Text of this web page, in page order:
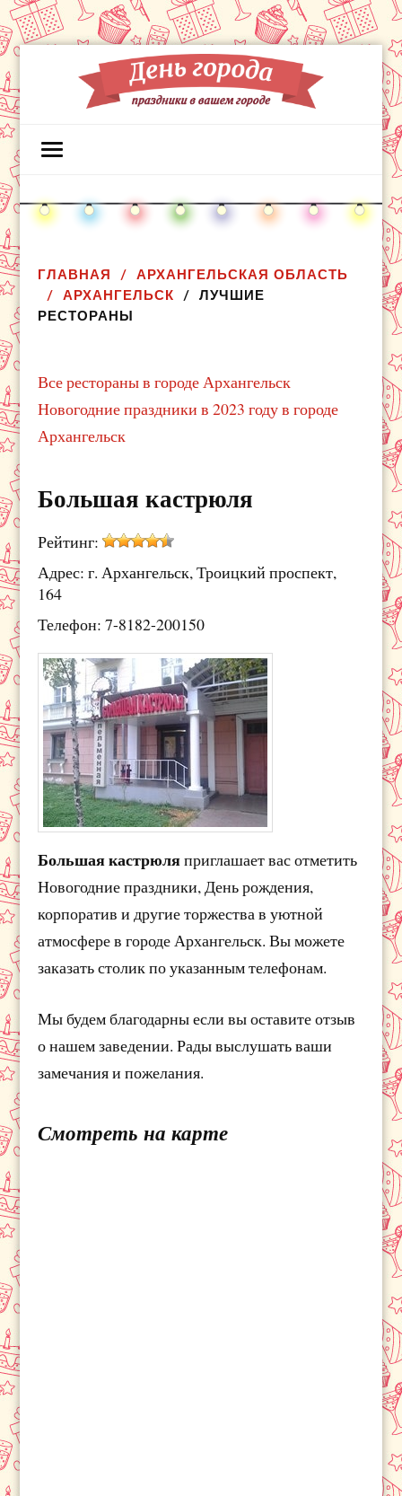
ГЛАВНАЯ
АРХАНГЕЛЬСКАЯ ОБЛАСТЬ
АРХАНГЕЛЬСК
ЛУЧШИЕ
РЕСТОРАНЫ
Все рестораны в городе Архангельск
Новогодние праздники в 2023 году в городе
Архангельск
Большая кастрюля
Рейтинг:
Адрес: г. Архангельск, Троицкий проспект,
164
Телефон: 7-8182-200150
Большая кастрюляприглашает вас отметить
Новогодние праздники, День рождения,
корпоратив и другие торжества в уютной
атмосфере в городе Архангельск. Вы можете
заказать столик по указанным телефонам.
Мы будем благодарны если вы оставите отзыв
о нашем заведении. Рады выслушать ваши
замечания и пожелания.
Смотреть на карте